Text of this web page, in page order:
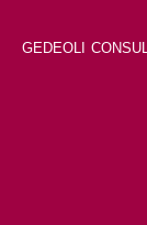
GEDEOLI